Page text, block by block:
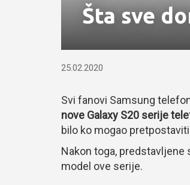
Šta sve
25.02.2020
Svi fanovi Samsung
nove Galaxy S20 serije
bilo ko mogao
Nakon toga, predstavljene
model ove serije.